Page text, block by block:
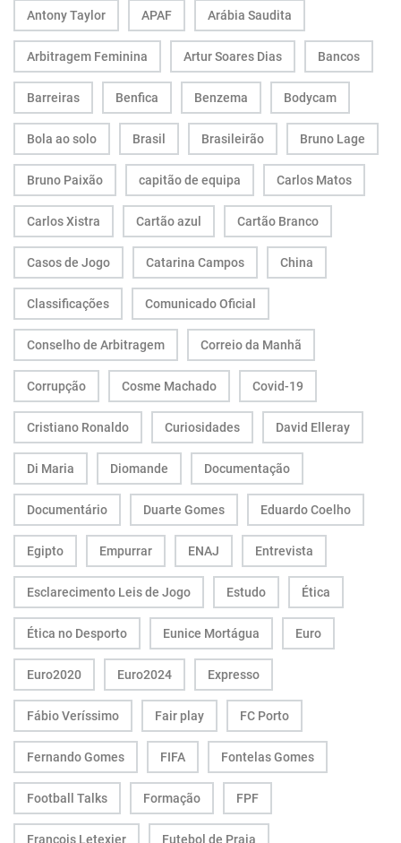
Antony Taylor APAF Arábia Saudita
Arbitragem Feminina Artur Soares Dias Bancos
Barreiras Benfica Benzema Bodycam
Bola ao solo Brasil Brasileirão Bruno Lage
Bruno Paixão capitão de equipa Carlos Matos
Carlos Xistra Cartão azul Cartão Branco
Casos de Jogo Catarina Campos China
Classificações Comunicado Oficial
Conselho de Arbitragem Correio da Manhã
Corrupção Cosme Machado Covid-19
Cristiano Ronaldo Curiosidades David Elleray
Di Maria Diomande Documentação
Documentário Duarte Gomes Eduardo Coelho
Egipto Empurrar ENAJ Entrevista
Esclarecimento Leis de Jogo Estudo Ética
Ética no Desporto Eunice Mortágua Euro
Euro2020 Euro2024 Expresso
Fábio Veríssimo Fair play FC Porto
Fernando Gomes FIFA Fontelas Gomes
Football Talks Formação FPF
François Letexier Futebol de Praia